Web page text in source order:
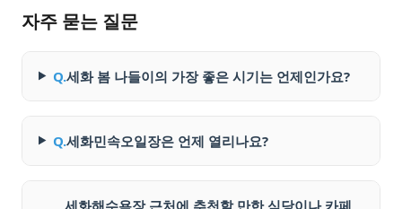
자주 묻는 질문
Q.세화 봄 나들이의 가장 좋은 시기는 언제인가요?
Q.세화민속오일장은 언제 열리나요?
세화해수욕장 근처에 추천할 만한 식당이나 카페